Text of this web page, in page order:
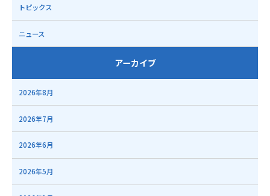
トピックス
ニュース
アーカイブ
2026年8月
2026年7月
2026年6月
2026年5月